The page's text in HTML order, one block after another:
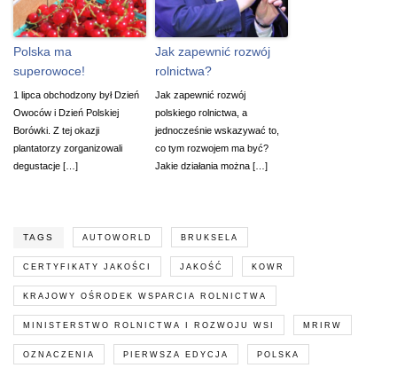
Polska ma
superowoce!
1 lipca obchodzony był Dzień
Owoców i Dzień Polskiej
Borówki. Z tej okazji
plantatorzy zorganizowali
degustacje […]
Jak zapewnić rozwój
rolnictwa?
Jak zapewnić rozwój
polskiego rolnictwa, a
jednocześnie wskazywać to,
co tym rozwojem ma być?
Jakie działania można […]
TAGS AUTOWORLD BRUKSELA
CERTYFIKATY JAKOŚCI JAKOŚĆ KOWR
KRAJOWY OŚRODEK WSPARCIA ROLNICTWA
MINISTERSTWO ROLNICTWA I ROZWOJU WSI MRIRW
OZNACZENIA PIERWSZA EDYCJA POLSKA